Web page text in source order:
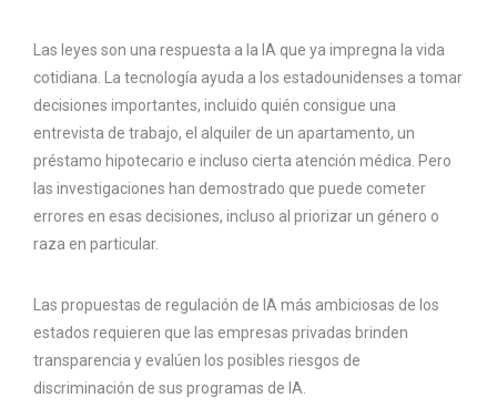
Las leyes son una respuesta a la IA que ya impregna la vida
cotidiana. La tecnología ayuda a los estadounidenses a tomar
decisiones importantes, incluido quién consigue una
entrevista de trabajo, el alquiler de un apartamento, un
préstamo hipotecario e incluso cierta atención médica. Pero
las investigaciones han demostrado que puede cometer
errores en esas decisiones, incluso al priorizar un género o
raza en particular.
Las propuestas de regulación de IA más ambiciosas de los
estados requieren que las empresas privadas brinden
transparencia y evalúen los posibles riesgos de
discriminación de sus programas de IA.